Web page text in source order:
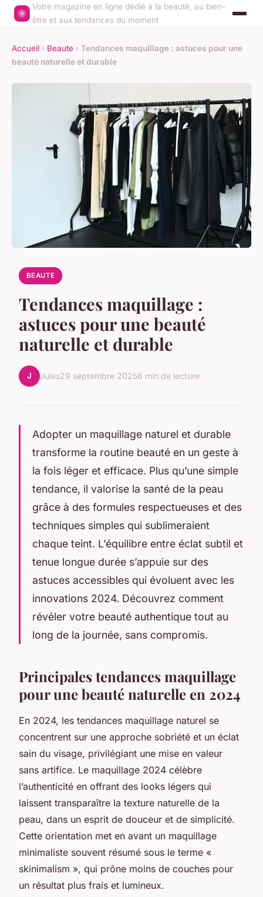
Votre magazine en ligne dédié à la beauté, au bien-
être et aux tendances du moment
Accueil › Beaute › Tendances maquillage : astuces pour une
beauté naturelle et durable
BEAUTE
Tendances maquillage :
astuces pour une beauté
naturelle et durable
J Jules29 septembre 20256 min de lecture
Adopter un maquillage naturel et durable
transforme la routine beauté en un geste à
la fois léger et efficace. Plus qu’une simple
tendance, il valorise la santé de la peau
grâce à des formules respectueuses et des
techniques simples qui sublimeraient
chaque teint. L’équilibre entre éclat subtil et
tenue longue durée s’appuie sur des
astuces accessibles qui évoluent avec les
innovations 2024. Découvrez comment
révéler votre beauté authentique tout au
long de la journée, sans compromis.
Principales tendances maquillage
pour une beauté naturelle en 2024
En 2024, les tendances maquillage naturel se
concentrent sur une approche sobriété et un éclat
sain du visage, privilégiant une mise en valeur
sans artifice. Le maquillage 2024 célèbre
l’authenticité en offrant des looks légers qui
laissent transparaître la texture naturelle de la
peau, dans un esprit de douceur et de simplicité.
Cette orientation met en avant un maquillage
minimaliste souvent résumé sous le terme «
skinimalism », qui prône moins de couches pour
un résultat plus frais et lumineux.